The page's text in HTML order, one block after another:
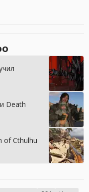
Death
of Cthulhu